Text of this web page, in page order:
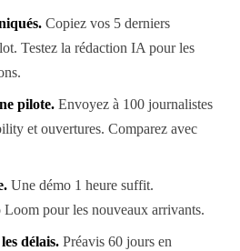
Copiez vos 5 derniers
Testez la rédaction IA pour les
pilote. Envoyez à 100 journalistes
et ouvertures. Comparez avec
Une démo 1 heure suffit.
pour les nouveaux arrivants.
délais. Préavis 60 jours en